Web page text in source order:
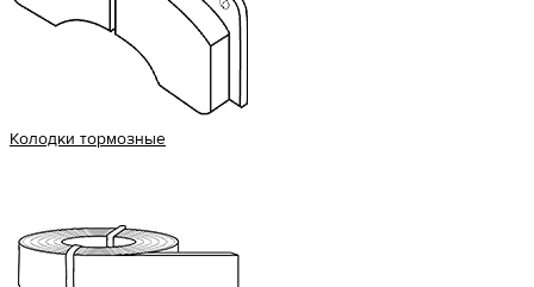
Колодки тормозные